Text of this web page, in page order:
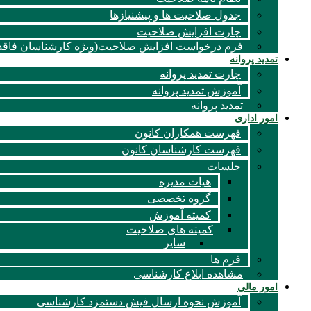
جدول صلاحیت ها و پیشنیازها
چارت افزایش صلاحیت
فرم درخواست افزایش صلاحیت(ویژه کارشناسان
تمدید پروانه
چارت تمدید پروانه
آموزش تمدید پروانه
تمدید پروانه
امور اداری
فهرست همکاران کانون
فهرست کارشناسان کانون
جلسات
هیات مدیره
گروه تخصصی
کمیته آموزش
کمیته های صلاحیت
سایر
فرم ها
مشاهده ابلاغ کارشناسی
امور مالی
آموزش نحوه ارسال فیش دستمزد کارشناسی